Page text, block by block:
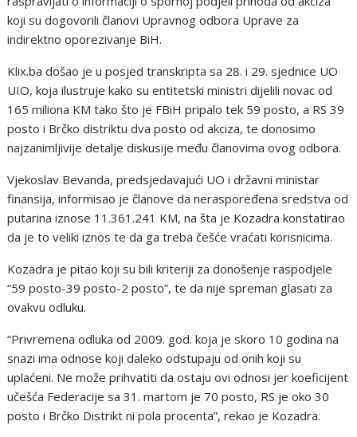
koji su dogovorili članovi Upravnog odbora Uprave za
indirektno oporezivanje BiH.
Klix.ba došao je u posjed transkripta sa 28. i 29. sjednice UO
UIO, koja ilustruje kako su entitetski ministri dijelili novac od
165 miliona KM tako što je FBiH pripalo tek 59 posto, a RS 39
posto i Brčko distriktu dva posto od akciza, te donosimo
najzanimljivije detalje diskusije među članovima ovog odbora.
Vjekoslav Bevanda, predsjedavajući UO i državni ministar
finansija, informisao je članove da neraspoređena sredstva od
putarina iznose 11.361.241 KM, na šta je Kozadra konstatirao
da je to veliki iznos te da ga treba češće vraćati korisnicima.
Kozadra je pitao koji su bili kriteriji za donošenje raspodjele
“59 posto-39 posto-2 posto”, te da nije spreman glasati za
ovakvu odluku.
“Privremena odluka od 2009. god. koja je skoro 10 godina na
snazi ima odnose koji daleko odstupaju od onih koji su
uplaćeni. Ne može prihvatiti da ostaju ovi odnosi jer koeficijent
učešća Federacije sa 31. martom je 70 posto, RS je oko 30
posto i Brčko Distrikt ni pola procenta”, rekao je Kozadra.